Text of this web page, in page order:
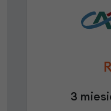
3